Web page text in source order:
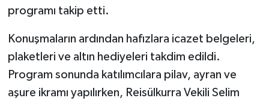
programı takip etti.
Konuşmaların ardından hafızlara icazet belgeleri,
plaketleri ve altın hediyeleri takdim edildi.
Program sonunda katılımcılara pilav, ayran ve
aşure ikramı yapılırken, Reisülkurra Vekili Selim